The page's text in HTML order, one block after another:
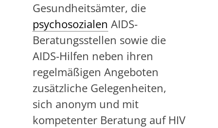
Gesundheitsämter, die
psychosozialen AIDS-
Beratungsstellen sowie die
AIDS-Hilfen neben ihren
regelmäßigen Angeboten
zusätzliche Gelegenheiten,
sich anonym und mit
kompetenter Beratung auf HIV